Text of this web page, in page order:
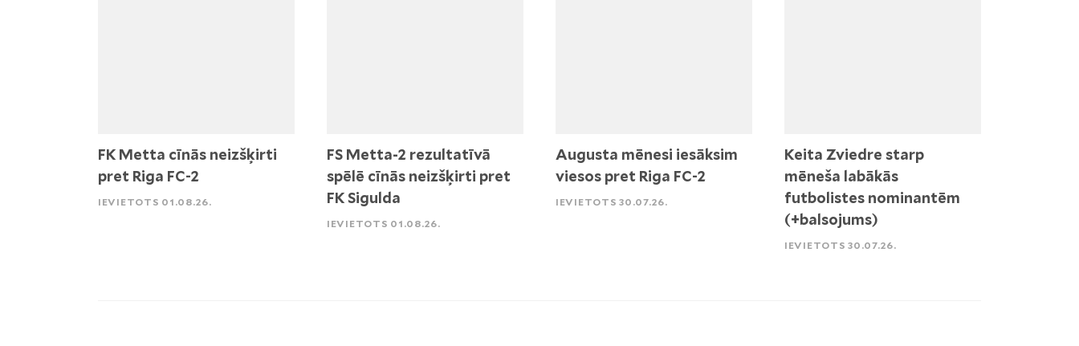
FK Metta cīnās neizšķirti
pret Riga FC-2
IEVIETOTS 01.08.26.
FS Metta-2 rezultatīvā
spēlē cīnās neizšķirti pret
FK Sigulda
IEVIETOTS 01.08.26.
Augusta mēnesi iesāksim
viesos pret Riga FC-2
IEVIETOTS 30.07.26.
Keita Zviedre starp
mēneša labākās
futbolistes nominantēm
(+balsojums)
IEVIETOTS 30.07.26.